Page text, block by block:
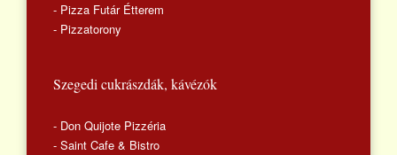
- Pizza Futár Étterem
- Pizzatorony
Szegedi cukrászdák, kávézók
- Don Quijote Pizzéria
- Saint Cafe & Bistro